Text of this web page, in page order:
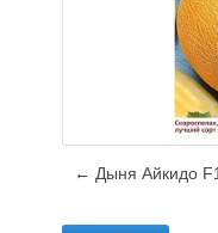
← Дыня Айкидо